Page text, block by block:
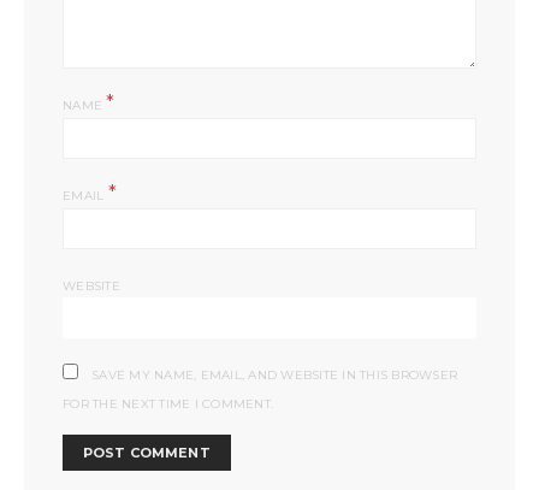
NAME *
EMAIL *
WEBSITE
SAVE MY NAME, EMAIL, AND WEBSITE IN THIS BROWSER
FOR THE NEXT TIME I COMMENT.